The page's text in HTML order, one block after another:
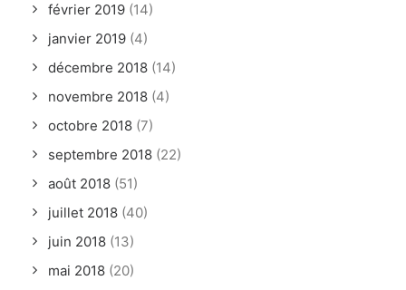
février 2019 (14)
janvier 2019 (4)
décembre 2018 (14)
novembre 2018 (4)
octobre 2018 (7)
septembre 2018 (22)
août 2018 (51)
juillet 2018 (40)
juin 2018 (13)
mai 2018 (20)